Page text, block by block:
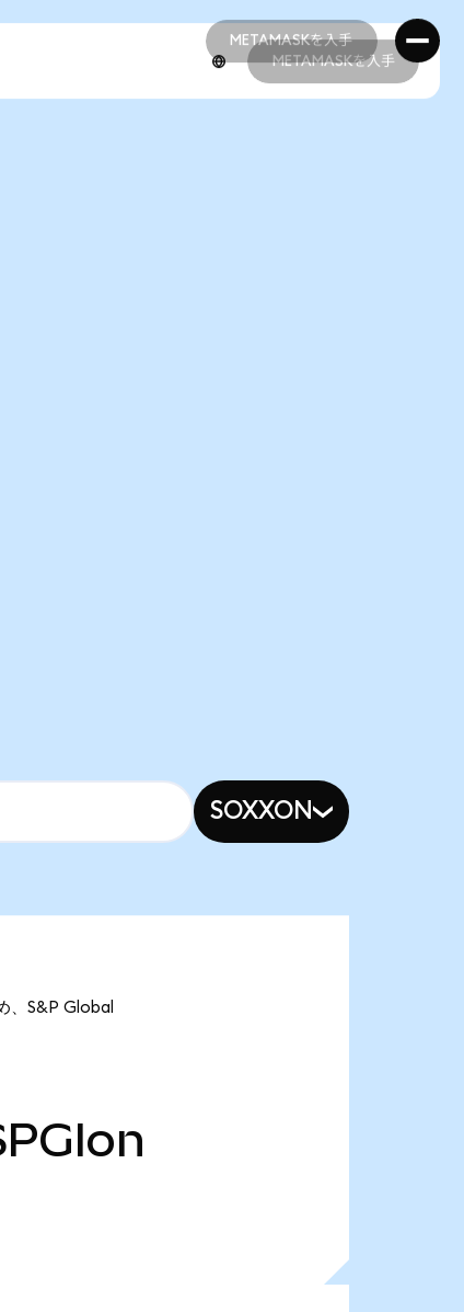
METAMASKを入手
METAMASKを入手
METAMASKを入手
SOXXON
、S&P Global